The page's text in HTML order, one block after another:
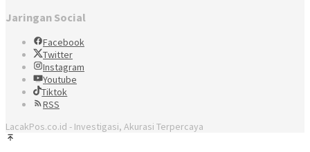
Jaringan Social
Facebook
Twitter
Instagram
Youtube
Tiktok
RSS
LacakPos.co.id - Investigasi, Akurasi Terpercaya